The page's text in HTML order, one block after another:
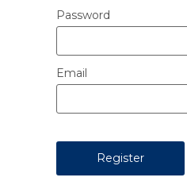
Password
Email